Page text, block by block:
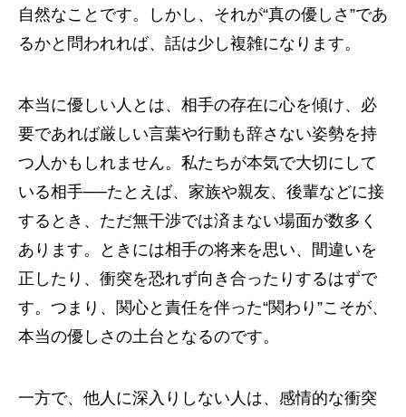
自然なことです。しかし、それが“真の優しさ”であ
るかと問われれば、話は少し複雑になります。
本当に優しい人とは、相手の存在に心を傾け、必
要であれば厳しい言葉や行動も辞さない姿勢を持
つ人かもしれません。私たちが本気で大切にして
いる相手──たとえば、家族や親友、後輩などに接
するとき、ただ無干渉では済まない場面が数多く
あります。ときには相手の将来を思い、間違いを
正したり、衝突を恐れず向き合ったりするはずで
す。つまり、関心と責任を伴った“関わり”こそが、
本当の優しさの土台となるのです。
一方で、他人に深入りしない人は、感情的な衝突